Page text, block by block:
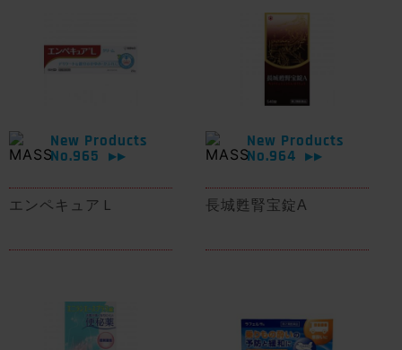
New Products
No.965
▶▶
エンペキュアＬ
New Products
No.964
▶▶
長城甦腎宝錠A